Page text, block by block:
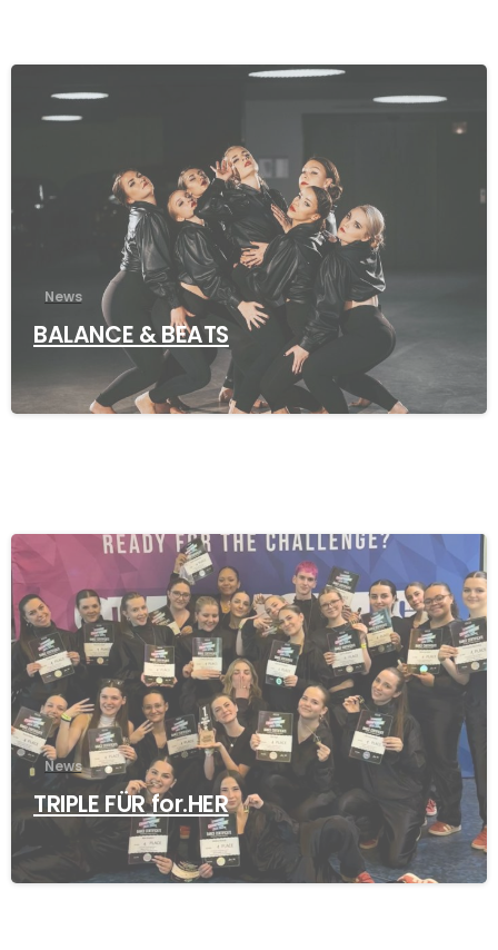
News
BALANCE & BEATS
News
TRIPLE FÜR for.HER